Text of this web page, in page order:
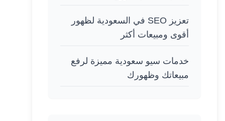
تعزيز SEO في السعودية لظهور
أقوى ومبيعات أكثر
خدمات سيو سعودية مميزة لرفع
مبيعاتك وظهورك